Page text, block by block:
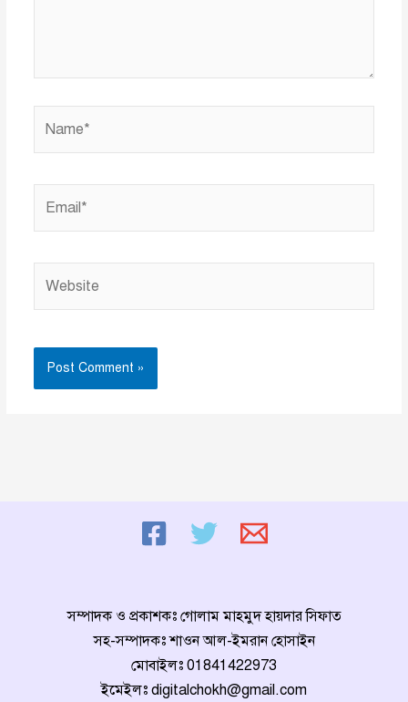
সম্পাদক ও প্রকাশকঃ গোলাম মাহমুদ হায়দার সিফাত
সহ-সম্পাদকঃ শাওন আল-ইমরান হোসাইন
মোবাইলঃ 01841422973
ইমেইলঃ digitalchokh@gmail.com